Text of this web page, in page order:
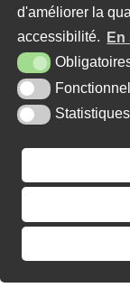
d'améliorer la
accessibilité.
Statistiques
PLAN DU SITE